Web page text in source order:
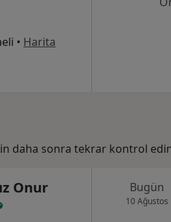
• Harita
daha sonra tekrar kontrol
Onur
Bugün
10 Ağustos